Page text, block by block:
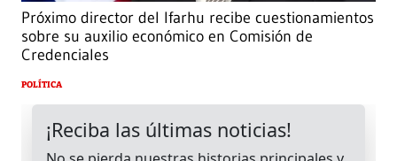
Próximo director del Ifarhu recibe cuestionamientos
sobre su auxilio económico en Comisión de
Credenciales
POLÍTICA